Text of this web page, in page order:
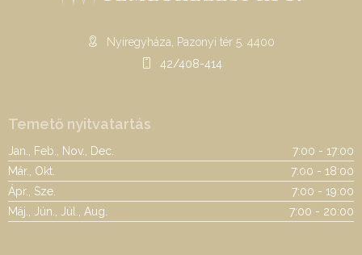
Nyíregyháza, Pazonyi tér 5. 4400
42/408-414
Temető nyitvatartás
Jan., Feb., Nov., Dec.
7:00 - 17:00
Már., Okt.
7:00 - 18:00
Ápr., Sze.
7:00 - 19:00
Máj., Jún., Júl., Aug.
7:00 - 20:00